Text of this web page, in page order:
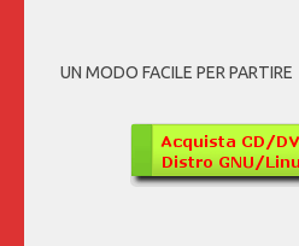
UN MODO FACILE PER PARTIRE